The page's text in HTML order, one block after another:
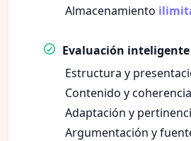
Almacenamiento
Evaluación inteligente
Estructura y
Contenido y coherencia
Adaptación y
Argumentación y